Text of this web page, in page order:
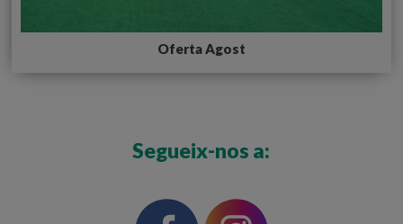
Oferta Agost
Segueix-nos a: